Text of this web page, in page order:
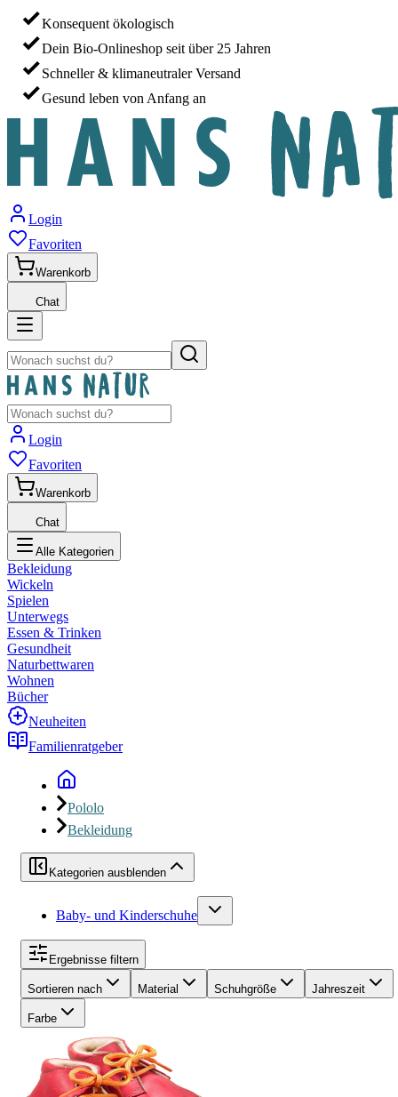
Konsequent ökologisch
Dein Bio-Onlineshop seit über 25 Jahren
Schneller & klimaneutraler Versand
Gesund leben von Anfang an
Login
Favoriten
Warenkorb
Chat
Login
Favoriten
Warenkorb
Chat
Alle Kategorien
Bekleidung
Wickeln
Spielen
Unterwegs
Essen & Trinken
Gesundheit
Naturbettwaren
Wohnen
Bücher
Neuheiten
Familienratgeber
Pololo
Bekleidung
Kategorien ausblenden
Baby- und Kinderschuhe
Ergebnisse filtern
Sortieren nach Material Schuhgröße Jahreszeit
Farbe